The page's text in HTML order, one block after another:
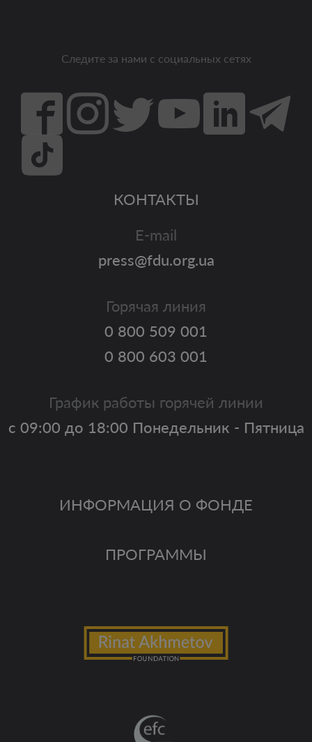
Следите за нами с социальных сетях
ИНФОРМАЦИЯ О ФОНДЕ
ПРОГРАММЫ
КОНТАКТЫ
E-mail
press@fdu.org.ua
Горячая линия
0 800 509 001
0 800 603 001
График работы горячей линии
с 09:00 до 18:00 Понедельник - Пятница